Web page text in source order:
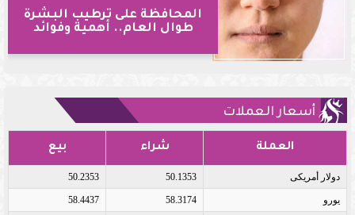
المحافظة على ترطيب البشرة
طوال العام.. أهمية وفوائد
أسعار العملات
العملة شراء بيع
دولار أمريكى 50.1353
50.2353
يورو 58.3174
58.4437